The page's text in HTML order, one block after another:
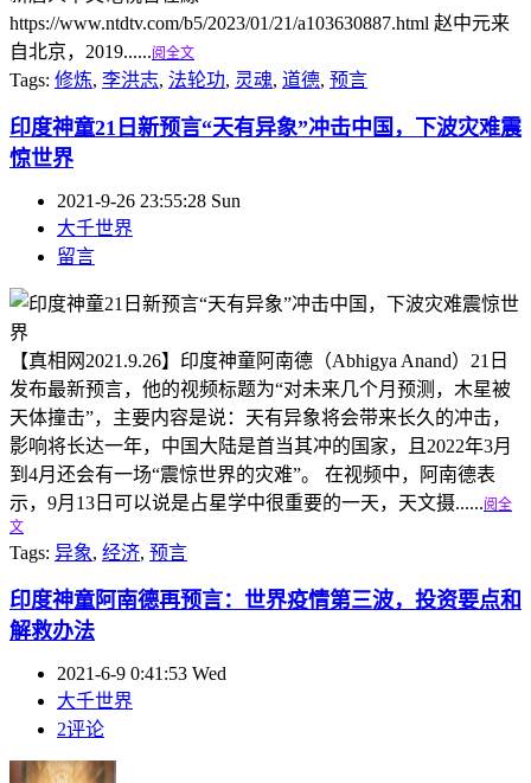
https://www.ntdtv.com/b5/2023/01/21/a103630887.html 赵中元来
自北京，2019......阅全文
Tags: 修炼, 李洪志, 法轮功, 灵魂, 道德, 预言
印度神童21日新预言“天有异象”冲击中国，下波灾难震
惊世界
2021-9-26 23:55:28 Sun
大千世界
留言
【真相网2021.9.26】印度神童阿南德（Abhigya Anand）21日
发布最新预言，他的视频标题为“对未来几个月预测，木星被
天体撞击”，主要内容是说：天有异象将会带来长久的冲击，
影响将长达一年，中国大陆是首当其冲的国家，且2022年3月
到4月还会有一场“震惊世界的灾难”。 在视频中，阿南德表
示，9月13日可以说是占星学中很重要的一天，天文摄......阅全
文
Tags: 异象, 经济, 预言
印度神童阿南德再预言：世界疫情第三波，投资要点和
解救办法
2021-6-9 0:41:53 Wed
大千世界
2评论